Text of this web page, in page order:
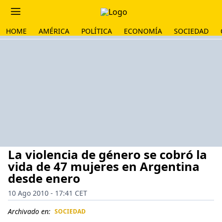
HOME AMÉRICA POLÍTICA ECONOMÍA SOCIEDAD
La violencia de género se cobró la
vida de 47 mujeres en Argentina
desde enero
10 Ago 2010 - 17:41 CET
Archivado en: SOCIEDAD